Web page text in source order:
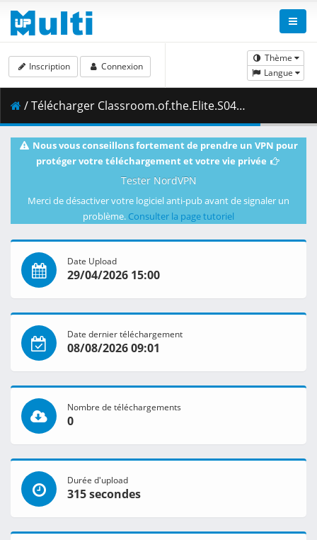
Thème
Langue
Inscription Connexion
/ Télécharger Classroom.of.the.Elite.S04E06.A.Tumultuous.Scramble.1080p.CR.WEB-DL.DUAL.AAC2.0.H.264.MSubs-ToonsHub.mkv.003 ( 480.12 MB )
Nous vous conseillons fortement de prendre un VPN pour
protéger votre téléchargement et votre vie privée
Tester NordVPN
Merci de désactiver votre logiciel anti-pub avant de signaler un
problème. Consulter la page tutoriel
Date Upload
29/04/2026 15:00
Date dernier téléchargement
08/08/2026 09:01
Nombre de téléchargements
0
Durée d'upload
315 secondes